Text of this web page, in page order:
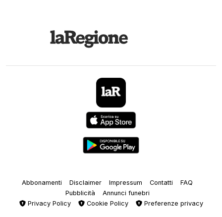
Abbonamenti Disclaimer Impressum Contatti
FAQ
Pubblicità
Annunci funebri
Privacy Policy
Cookie Policy Preferenze privacy